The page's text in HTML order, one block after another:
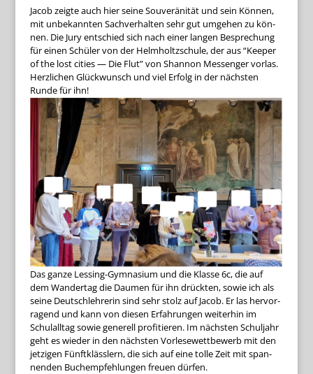
Jacob zeigte auch hier seine Sou­ve­rä­ni­tät und sein Kön­nen,
mit unbe­kann­ten Sach­ver­hal­ten sehr gut umge­hen zu kön­
nen. Die Jury ent­schied sich nach einer lan­gen Bespre­chung
für einen Schü­ler von der Helm­holtz­schule, der aus “Kee­per
of the lost cities — Die Flut” von Shan­non Mes­sen­ger vor­las.
Herz­li­chen Glück­wunsch und viel Erfolg in der nächs­ten
Runde für ihn!
Das ganze Les­sing-Gym­na­sium und die Klasse 6c, die auf
dem Wan­der­tag die Dau­men für ihn drück­ten, sowie ich als
seine Deutsch­leh­re­rin sind sehr stolz auf Jacob. Er las her­vor­
ra­gend und kann von die­sen Erfah­run­gen wei­ter­hin im
Schul­all­tag sowie gene­rell pro­fi­tie­ren. Im nächs­ten Schul­jahr
geht es wie­der in den nächs­ten Vor­le­se­wett­be­werb mit den
jet­zi­gen Fünft­kläss­lern, die sich auf eine tolle Zeit mit span­
nen­den Buch­emp­feh­lun­gen freuen dürfen.